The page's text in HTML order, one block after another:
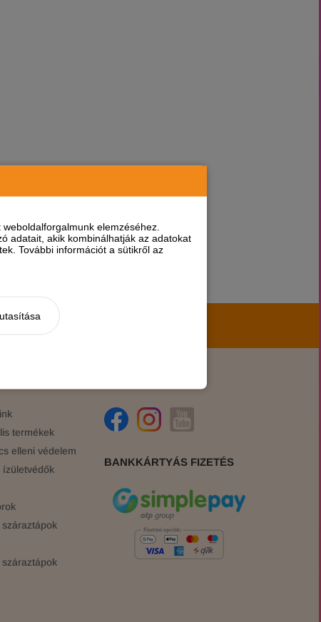
elemzéséhez.
adatait, akik kombinálhatják az adatokat
További információt a sütikről az
akciókról!
termékek
elleni védelem
BANKKÁRTYÁS FIZETÉS